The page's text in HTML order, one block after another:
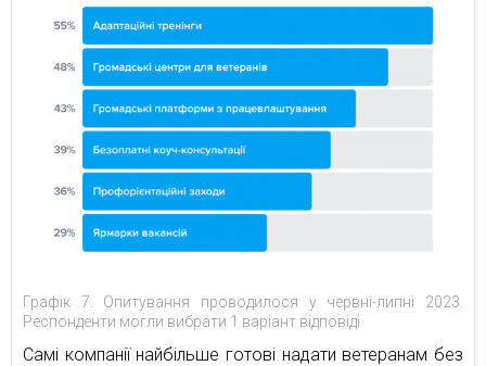
Графік 7. Опитування проводилося у червні-липні 2023.
Респонденти могли вибрати 1 варіант відповіді
Самі компанії найбільше готові надати ветеранам без